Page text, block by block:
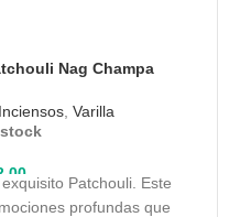
Nag Champa
Inciensos, Varilla
Patchouli. Este
profundas que